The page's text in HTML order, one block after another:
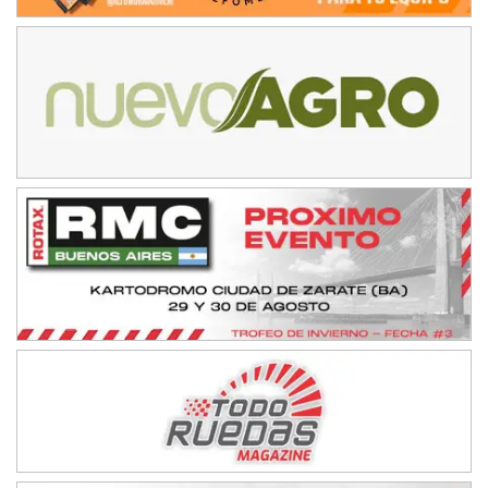
Ramiro Tot (Asfalto)
Baradero (Buenos Aires)
Ciudad de Trenque Lauquen (Asfalto)
Trenque Lauquen (Buenos Aires)
Parque de la Velocidad (Asfalto)
Villaguay (Entre Ríos)
VICTORIENSE - F7
El Cerro (Tierra)
Victoria (Entre Ríos)
Moto Club Reginense (Tierra)